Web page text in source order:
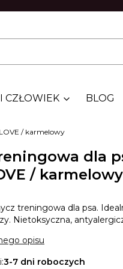
CZŁOWIEK BLOG
/ karmelowy
dla
/ karmelowy
treningowa dla psa.
Nietoksyczna,
opisu
3-7 dni roboczych